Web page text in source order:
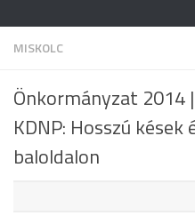
Tiszaújváros
Kazincbarcika
MISKOLC
Önkormányzat 2014
KDNP: Hosszú
baloldalon